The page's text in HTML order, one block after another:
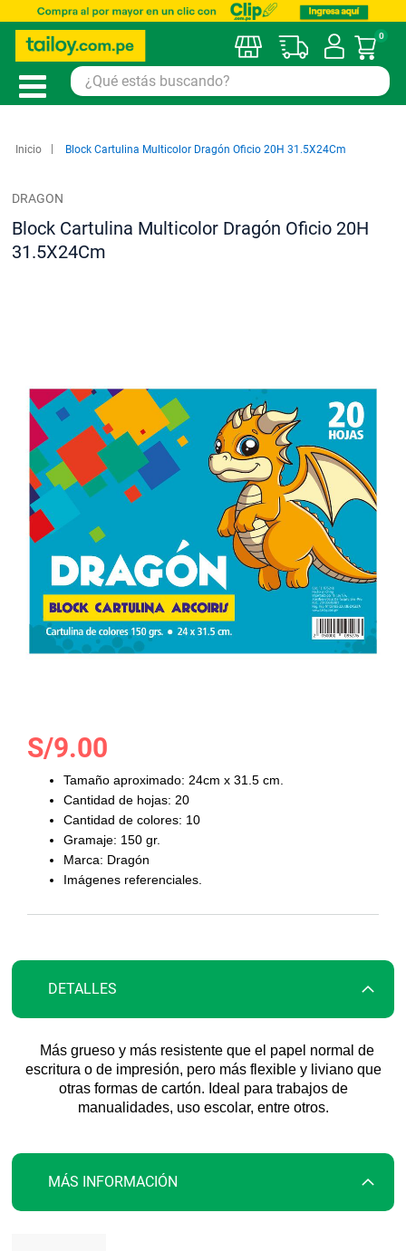
Mi
0
Inicio Block Cartulina Multicolor Dragón Oficio 20H 31.5X24Cm
galería
imágenes
Saltar
comienzo
imágenes
DRAGON
Block Cartulina Multicolor Dragón Oficio 20H
31.5X24Cm
S/9.00
Tamaño aproximado: 24cm x 31.5 cm.
Cantidad de hojas: 20
Cantidad de colores: 10
Gramaje: 150 gr.
Marca: Dragón
Imágenes referenciales.
DETALLES
Más grueso y más resistente que el papel normal de
escritura o de impresión, pero más flexible y liviano que
otras formas de cartón. Ideal para trabajos de
manualidades, uso escolar, entre otros.
MÁS INFORMACIÓN